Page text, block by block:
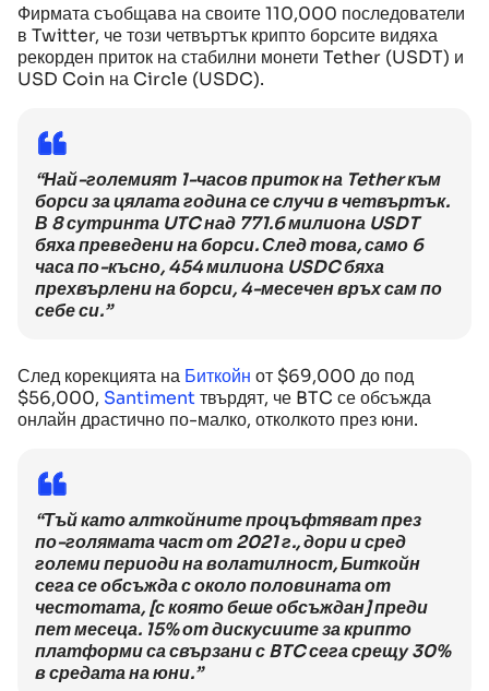
Фирмата съобщава на своите 110,000 последователи
в Twitter, че този четвъртък крипто борсите видяха
рекорден приток на стабилни монети Tether (USDT) и
USD Coin на Circle (USDC).
“Най-големият 1-часов приток на Tether към
борси за цялата година се случи в четвъртък.
В 8 сутринта UTC над 771.6 милиона USDT
бяха преведени на борси. След това, само 6
часа по-късно, 454 милиона USDC бяха
прехвърлени на борси, 4-месечен връх сам по
себе си.”
След корекцията на Биткойн от $69,000 до под
$56,000, Santimentтвърдят, че BTC се обсъжда
онлайн драстично по-малко, отколкото през юни.
“Тъй като алткойните процъфтяват през
по-голямата част от 2021 г., дори и сред
големи периоди на волатилност, Биткойн
сега се обсъжда с около половината от
честотата, [с която беше обсъждан] преди
пет месеца. 15% от дискусиите за крипто
платформи са свързани с BTC сега срещу 30%
в средата на юни.”